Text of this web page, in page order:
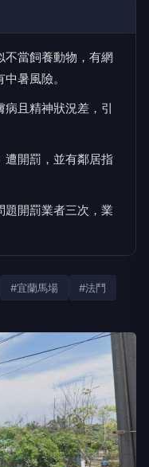
不當飼養動物，有網
暑風險。
且精神狀況差，引
遭開罰，並有鄰居指
題開罰業者三次，業
#宜蘭馬場 #法鬥